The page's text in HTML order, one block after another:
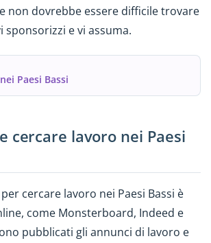
non dovrebbe essere difficile trovare
sponsorizzi e vi assuma.
Paesi Bassi
cercare lavoro nei Paesi
cercare lavoro nei Paesi Bassi è
come Monsterboard, Indeed e
pubblicati gli annunci di lavoro e